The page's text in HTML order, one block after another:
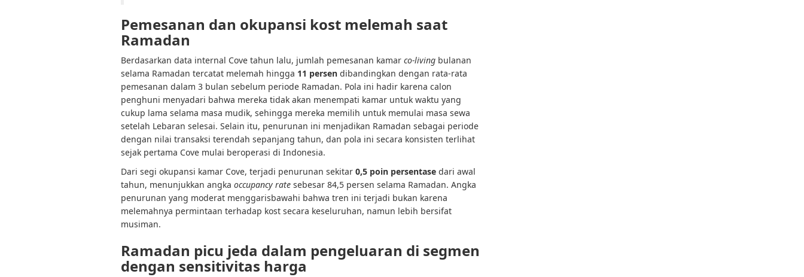
Pemesanan dan okupansi kost melemah saat
Ramadan
Berdasarkan data internal Cove tahun lalu, jumlah pemesanan kamar co-living bulanan
selama Ramadan tercatat melemah hingga 11 persen dibandingkan dengan rata-rata
pemesanan dalam 3 bulan sebelum periode Ramadan. Pola ini hadir karena calon
penghuni menyadari bahwa mereka tidak akan menempati kamar untuk waktu yang
cukup lama selama masa mudik, sehingga mereka memilih untuk memulai masa sewa
setelah Lebaran selesai. Selain itu, penurunan ini menjadikan Ramadan sebagai periode
dengan nilai transaksi terendah sepanjang tahun, dan pola ini secara konsisten terlihat
sejak pertama Cove mulai beroperasi di Indonesia.
Dari segi okupansi kamar Cove, terjadi penurunan sekitar 0,5 poin persentase dari awal
tahun, menunjukkan angka occupancy rate sebesar 84,5 persen selama Ramadan. Angka
penurunan yang moderat menggarisbawahi bahwa tren ini terjadi bukan karena
melemahnya permintaan terhadap kost secara keseluruhan, namun lebih bersifat
musiman.
Ramadan picu jeda dalam pengeluaran di segmen
dengan sensitivitas harga